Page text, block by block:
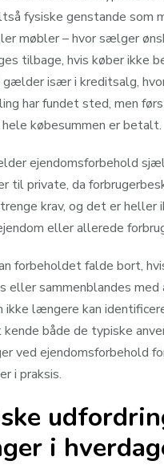
fysiske genstande som
møbler – hvor sælger
tilbage, hvis køber ikke
især i kreditsalg,
har fundet sted, men
købesummen er betalt.
ejendomsforbehold
til private, da
krav, og det er heller
eller allerede
forbeholdet falde bort,
eller sammenblandes med
ikke længere kan
kende både de typiske
ved ejendomsforbehold
i praksis.
i